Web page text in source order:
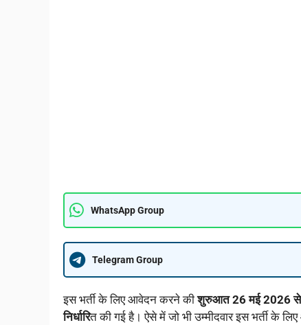
WhatsApp Group
Telegram Group
इस भर्ती के लिए आवेदन करने कीशुरुआत 26 मई 2026 से
निर्धारित की गई है। ऐसे में जो भी उम्मीदवार इस भर्ती के